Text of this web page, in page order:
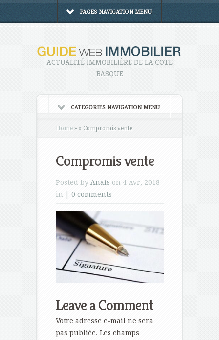
PAGES NAVIGATION MENU
ACTUALITÉ IMMOBILIÈRE DE LA COTE
BASQUE
CATEGORIES NAVIGATION MENU
Home » » Compromis vente
Compromis vente
Posted by Anais on 4 Avr, 2018
in | 0 comments
Leave a Comment
Votre adresse e-mail ne sera
pas publiée. Les champs